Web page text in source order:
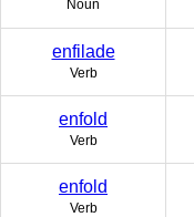
Noun
enfilade
Verb
enfold
Verb
enfold
Verb